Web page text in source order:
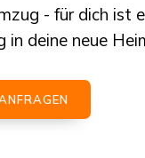
- für dich ist
in deine neue